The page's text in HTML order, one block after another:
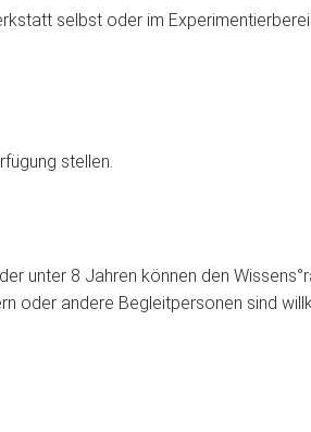
selbst oder im
stellen.
unter 8 Jahren können den
oder andere Begleitpersonen sind